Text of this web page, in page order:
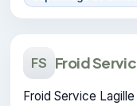
FS Froid
Froid Service